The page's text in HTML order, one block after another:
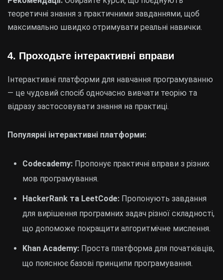
теоретичні знання з практичними завданнями, щоб
максимально швидко отримувати реальні навички.
4. Проходьте інтерактивні вправи
Інтерактивні платформи для навчання програмуванню
— це чудовий спосіб одночасно вивчати теорію та
відразу застосовувати знання на практиці.
Популярні інтерактивні платформи:
Codecademy: Пропонує практичні вправи з різних
мов програмування.
HackerRank та LeetCode: Пропонують завдання
для вирішення програмних задач різної складності,
що допоможе покращити алгоритмічне мислення.
Khan Academy: Проста платформа для початківців,
що пояснює базові принципи програмування.